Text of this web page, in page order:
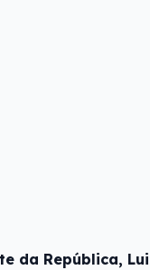
da República,